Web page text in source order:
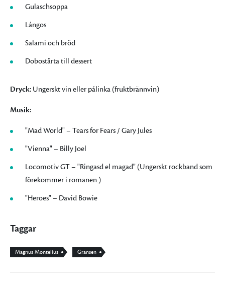
Gulaschsoppa
Lángos
Salami och bröd
Dobostårta till dessert
Dryck: Ungerskt vin eller pálinka (fruktbrännvin)
Musik:
"Mad World" – Tears for Fears / Gary Jules
"Vienna" – Billy Joel
Locomotiv GT – "Ringasd el magad" (Ungerskt rockband som
förekommer i romanen.)
"Heroes" – David Bowie
Taggar
Magnus Montelius Gränsen